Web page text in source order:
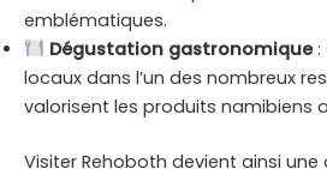
emblématiques.
Dégustation gastronomique:
locaux dans l’un des nombreux
valorisent les produits namibiens
Visiter Rehoboth devient ainsi